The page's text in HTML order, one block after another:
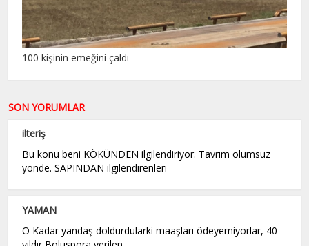
100 kişinin emeğini çaldı
SON YORUMLAR
ilteriş
Bu konu beni KÖKÜNDEN ilgilendiriyor. Tavrım olumsuz
yönde. SAPINDAN ilgilendirenleri
YAMAN
O Kadar yandaş doldurdularki maaşları ödeyemiyorlar, 40